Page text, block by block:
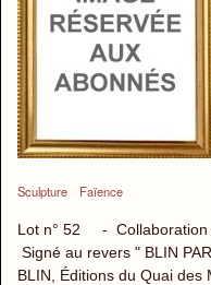
Sculpture Faïence
Lot n° 52 - Collaboration
Signé au revers " BLIN
BLIN, Éditions du Quai des